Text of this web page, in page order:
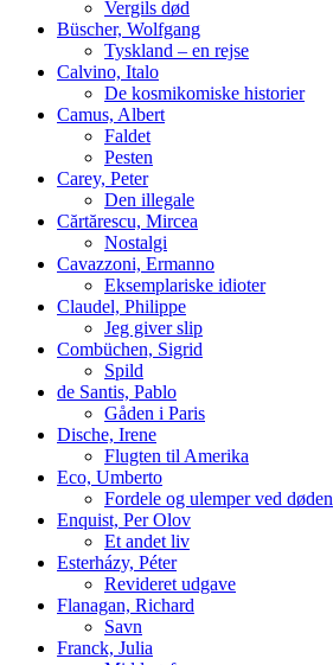
Vergils død
Büscher, Wolfgang
Tyskland – en rejse
Calvino, Italo
De kosmikomiske historier
Camus, Albert
Faldet
Pesten
Carey, Peter
Den illegale
Cărtărescu, Mircea
Nostalgi
Cavazzoni, Ermanno
Eksemplariske idioter
Claudel, Philippe
Jeg giver slip
Combüchen, Sigrid
Spild
de Santis, Pablo
Gåden i Paris
Dische, Irene
Flugten til Amerika
Eco, Umberto
Fordele og ulemper ved døden
Enquist, Per Olov
Et andet liv
Esterházy, Péter
Revideret udgave
Flanagan, Richard
Savn
Franck, Julia